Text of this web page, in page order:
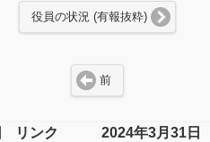
役員の状況 (有報抜粋)
前
リンク 2024年3月31日